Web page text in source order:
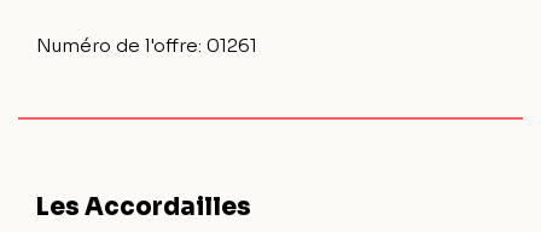
Numéro de l'offre: 01261
Les Accordailles